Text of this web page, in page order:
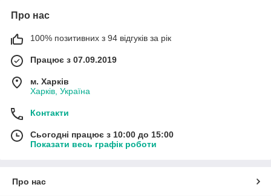
Про нас
100% позитивних з 94 відгуків за рік
Працює з 07.09.2019
м. Харків
Харків, Україна
Контакти
Сьогодні працює з 10:00 до 15:00
Показати весь графік роботи
Про нас